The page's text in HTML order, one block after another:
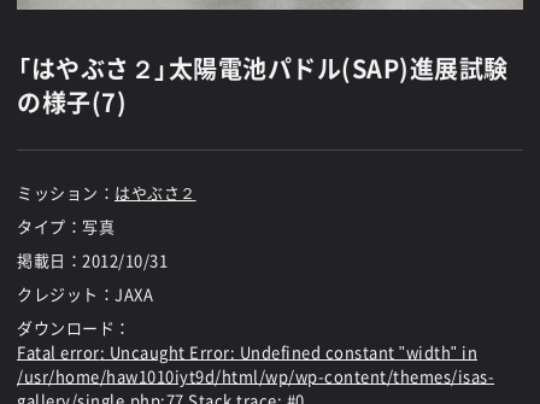
「はやぶさ２」太陽電池パドル(SAP)進展試験
の様子(7)
ミッション： はやぶさ２
タイプ：写真
掲載日： 2012/10/31
クレジット：JAXA
ダウンロード：
Fatal error: Uncaught Error: Undefined constant "width" in
/usr/home/haw1010iyt9d/html/wp/wp-content/themes/isas-